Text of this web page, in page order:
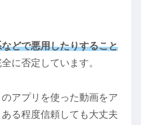
どで悪用したりすること
に否定しています。
アプリを使った動画をア
る程度信頼しても大丈夫